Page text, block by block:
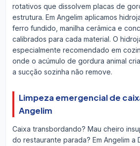
rotativos que dissolvem placas de
estrutura. Em Angelim aplicamos
ferro fundido, manilha cerâmica e
calibrados para cada material. O
especialmente recomendado em
onde o acúmulo de gordura animal
a sucção sozinha não remove.
Limpeza emergencial de
Angelim
Caixa transbordando? Mau cheiro
do restaurante parada? Em Angelim a